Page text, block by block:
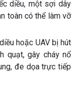
diều, một sợi dây
toàn có thể làm vỡ
hoặc UAV bị hút
quạt, gây cháy nổ
đe dọa trực tiếp